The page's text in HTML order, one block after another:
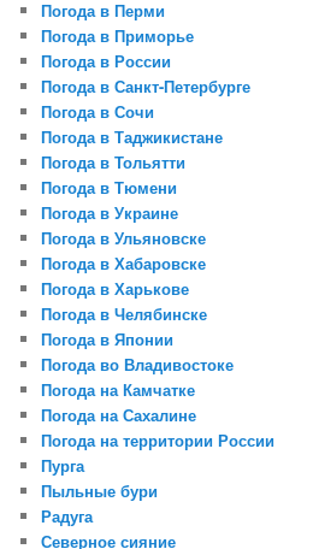
Погода в Перми
Погода в Приморье
Погода в России
Погода в Санкт-Петербурге
Погода в Сочи
Погода в Таджикистане
Погода в Тольятти
Погода в Тюмени
Погода в Украине
Погода в Ульяновске
Погода в Хабаровске
Погода в Харькове
Погода в Челябинске
Погода в Японии
Погода во Владивостоке
Погода на Камчатке
Погода на Сахалине
Погода на территории России
Пурга
Пыльные бури
Радуга
Северное сияние